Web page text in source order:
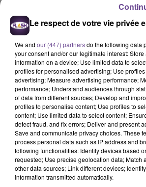
Un hôtel de Limoges
réceptionniste polyvalent
Un hôtel de Limoges recherche un
Le respect de votre vie privée
We and our (447) partnersdo the following data
your consent and/or our legitimate interest:
information on a device; Use limited data to
profiles for personalised advertising; Use
advertising; Measure advertising performance;
performance; Understand audiences through
of data from different sources; Develop and
profiles to personalise content; Use profiles to
content; Use limited data to select content;
detect fraud, and fix errors; Deliver and present
Save and communicate privacy choices. These
process personal data such as IP address and
following functionalities: Identify devices based
requested; Use precise geolocation data; Match
other data sources; Link different devices;
information transmitted automatically.